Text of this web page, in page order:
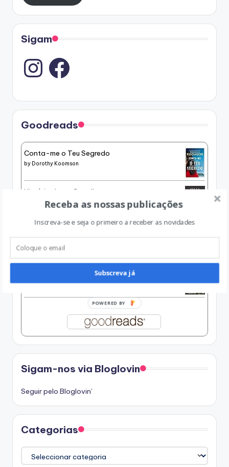
Sigam
Instagram
Goodreads
Conta-me o Teu Segredo
by Dorothy Koomson
História de um Canalha
Julia Navarro
byGeorge Steiner
Um Homem em Chamas
Sigam-nos via Bloglovin
Seguir pelo Bloglovin’
Categorias
Categorias
Receba as nossas publicações
Inscreva-se e seja o primeiro a receber as novidades
Subscreva já
POWERED BY